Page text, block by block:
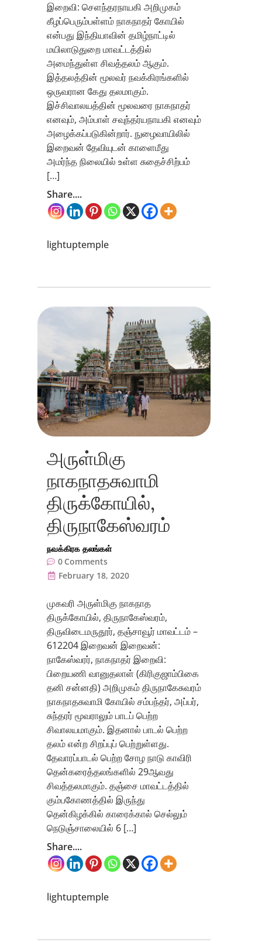
இறைவி: செளந்தரநாயகி அறிமுகம்
கீழப்பெரும்பள்ளம் நாகநாதர் கோயில்
என்பது இந்தியாவின் தமிழ்நாட்டில்
மயிலாடுதுறை மாவட்டத்தில்
அமைந்துள்ள சிவத்தலம் ஆகும்.
இத்தலத்தின் மூலவர் நவக்கிரங்களில்
ஒருவரான கேது தலமாகும்.
இச்சிவாலயத்தின் மூலவரை நாகநாதர்
எனவும், அம்பாள் சவுந்தர்யநாயகி எனவும்
அழைக்கப்படுகின்றார். நுழைவாயிலில்
இறைவன் தேவியுடன் காளைமீது
அமர்ந்த நிலையில் உள்ள சுதைச்சிற்பம்
[…]
Share....
lightuptemple
அருள்மிகு
நாகநாதசுவாமி
திருக்கோயில்,
திருநாகேஸ்வரம்
நவக்கிரக தலங்கள்
0 Comments
February 18, 2020
முகவரி அருள்மிகு நாகநாத
திருக்கோயில், திருநாகேஸ்வரம்,
திருவிடைமருதூர், தஞ்சாவூர் மாவட்டம் –
612204 இறைவன் இறைவன்:
நாகேஸ்வரர், நாகநாதர் இறைவி:
பிறையணி வானுதலாள் (கிரிகுஜாம்பிகை
தனி சன்னதி) அறிமுகம் திருநாகேசுவரம்
நாகநாதசுவாமி கோயில் சம்பந்தர், அப்பர்,
சுந்தரர் மூவராலும் பாடப் பெற்ற
சிவாலயமாகும். இதனால் பாடல் பெற்ற
தலம் என்ற சிறப்புப் பெற்றுள்ளது.
தேவாரப்பாடல் பெற்ற சோழ நாடு காவிரி
தென்கரைத்தலங்களில் 29ஆவது
சிவத்தலமாகும். தஞ்சை மாவட்டத்தில்
கும்பகோணத்தில் இருந்து
தென்கிழக்கில் காரைக்கால் செல்லும்
நெடுஞ்சாலையில் 6 […]
Share....
lightuptemple